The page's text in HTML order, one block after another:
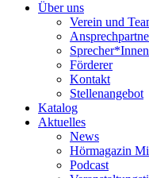
Über uns
Verein und
Sprecher*Innen
Förderer
Kontakt
Stellenangebot
Katalog
Aktuelles
News
Hörmagazin
Podcast